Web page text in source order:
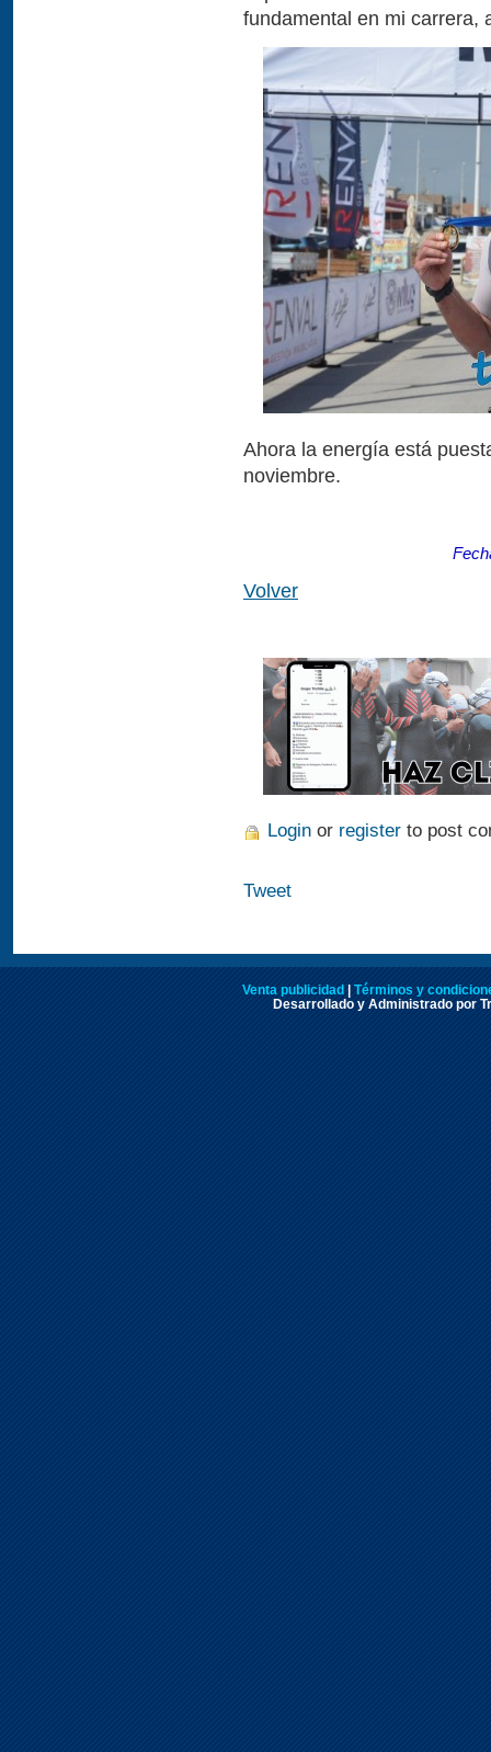
fundamental en mi carrera,
Ahora la energía está
noviembre.
Volver
Login or register to post
Tweet
Venta publicidad | Términos y
Desarrollado y Administrado por